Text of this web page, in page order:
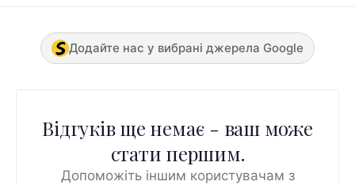
Додайте нас у вибрані джерела Google
Відгуків ще немає - ваш може
стати першим.
Допоможіть іншим користувачам з